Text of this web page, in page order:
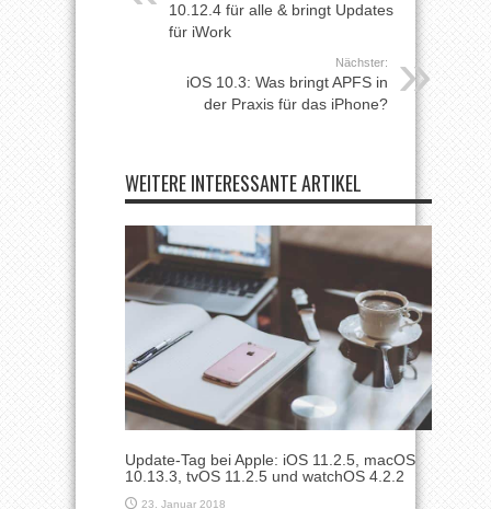
10.12.4 für alle & bringt Updates
für iWork
Nächster:
iOS 10.3: Was bringt APFS in
der Praxis für das iPhone?
WEITERE INTERESSANTE ARTIKEL
Update-Tag bei Apple: iOS 11.2.5, macOS
10.13.3, tvOS 11.2.5 und watchOS 4.2.2
23. Januar 2018